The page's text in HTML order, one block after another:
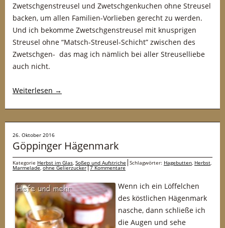
Zwetschgenstreusel und Zwetschgenkuchen ohne Streusel
backen, um allen Familien-Vorlieben gerecht zu werden.
Und ich bekomme Zwetschgenstreusel mit knusprigen
Streusel ohne “Matsch-Streusel-Schicht” zwischen des
Zwetschgen- das mag ich nämlich bei aller Streuselliebe
auch nicht.
Weiterlesen →
26. Oktober 2016
Göppinger Hägenmark
Kategorie Herbst im Glas, Soßen und Aufstriche Schlagwörter: Hagebutten, Herbst,
Marmelade,ohne Gelierzucker 7 Kommentare
Wenn ich ein Löffelchen
des köstlichen Hägenmark
nasche, dann schließe ich
die Augen und sehe